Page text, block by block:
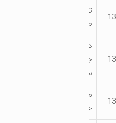
تالش شهرک
صنعتی کشلی
دهستان طولارود-
جنب مسجد
سیدالشهدا
میدان امام
حسین